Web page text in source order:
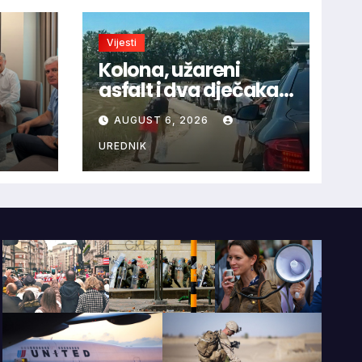
uz
Vijesti
Kolona, užareni
asfalt i dva dječaka
velikog srca: Priča s
granice oduševila
regiju
AUGUST 6, 2026
UREDNIK